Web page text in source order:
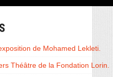
de Mohamed Lekleti.
Théâtre de la Fondation Lorin.